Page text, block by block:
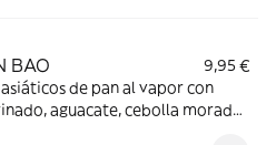
BAO
9,95 €
de pan al vapor con
aguacate, cebolla morada,